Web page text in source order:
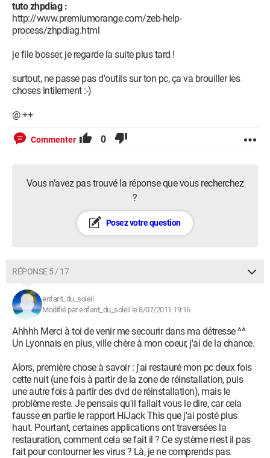
tuto zhpdiag :
http://www.premiumorange.com/zeb-help-
process/zhpdiag.html
je file bosser, je regarde la suite plus tard !
surtout, ne passe pas d'outils sur ton pc, ça va brouiller les
choses intilement :-)
@ ++
Commenter 0
Vous n’avez pas trouvé la réponse que vous recherchez
?
Posez votre question
RÉPONSE 5 / 17
enfant_du_soleil
Modifié par enfant_du_soleil le 8/07/2011 19:16
Ahhhh Merci à toi de venir me secourir dans ma détresse ^^
Un Lyonnais en plus, ville chère à mon coeur, j'ai de la chance.
Alors, première chose à savoir : j'ai restauré mon pc deux fois
cette nuit (une fois à partir de la zone de réinstallation, puis
une autre fois à partir des dvd de réinstallation), mais le
problème reste. Je pensais qu'il fallait vous le dire, car cela
fausse en partie le rapport HiJack This que j'ai posté plus
haut. Pourtant, certaines applications ont traversées la
restauration, comment cela se fait il ? Ce système n'est il pas
fait pour contourner les virus ? Là, je ne comprends pas.